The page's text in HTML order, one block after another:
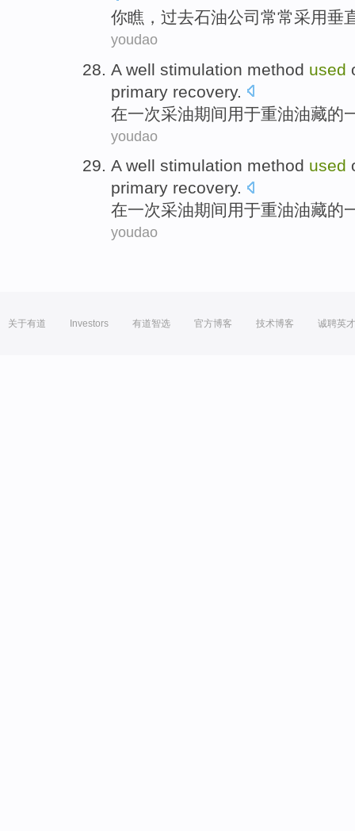
你瞧 ， 过去石油公司 常常采用垂
youdao
A well stimulation method used
primary recovery.
在一次采油期间 用于重油油藏的
youdao
A well stimulation method used
primary recovery.
在一次采油期间用于重油油藏的
youdao
关于有道 Investors 有道智选 官方博客 技术博客 诚聘英才